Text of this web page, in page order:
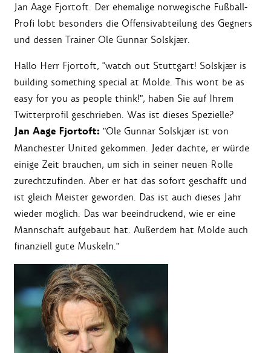
Jan Aage Fjortoft. Der ehemalige norwegische Fußball-
Profi lobt besonders die Offensivabteilung des Gegners
und dessen Trainer Ole Gunnar Solskjær.
Hallo Herr Fjortoft, "watch out Stuttgart! Solskjær is
building something special at Molde. This wont be as
easy for you as people think!", haben Sie auf Ihrem
Twitterprofil geschrieben. Was ist dieses Spezielle?
Jan Aage Fjortoft: "Ole Gunnar Solskjær ist von
Manchester United gekommen. Jeder dachte, er würde
einige Zeit brauchen, um sich in seiner neuen Rolle
zurechtzufinden. Aber er hat das sofort geschafft und
ist gleich Meister geworden. Das ist auch dieses Jahr
wieder möglich. Das war beeindruckend, wie er eine
Mannschaft aufgebaut hat. Außerdem hat Molde auch
finanziell gute Muskeln."